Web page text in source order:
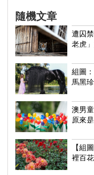
隨機文章
遭囚
老虎
組圖
馬黑
澳男
原來
【組
裡百